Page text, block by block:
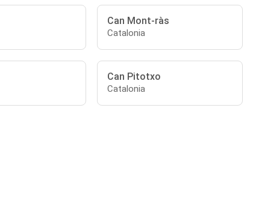
Can Mont-ràs
Catalonia
Can Pitotxo
Catalonia